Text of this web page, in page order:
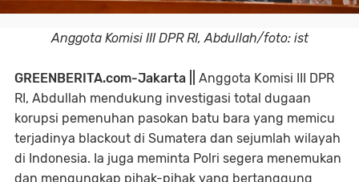
Anggota Komisi III DPR RI, Abdullah/foto: ist
GREENBERITA.com-Jakarta || Anggota Komisi III DPR
RI, Abdullah mendukung investigasi total dugaan
korupsi pemenuhan pasokan batu bara yang memicu
terjadinya blackout di Sumatera dan sejumlah wilayah
di Indonesia. Ia juga meminta Polri segera menemukan
dan mengungkap pihak-pihak yang bertanggung